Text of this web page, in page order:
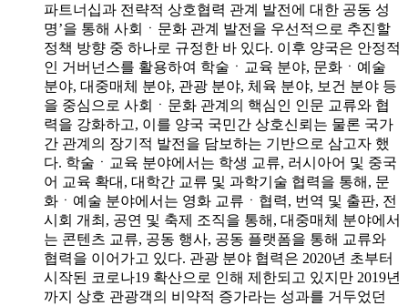
파트너십과 전략적 상호협력 관계 발전에 대한 공동 성
명’을 통해 사회ㆍ문화 관계 발전을 우선적으로 추진할
정책 방향 중 하나로 규정한 바 있다. 이후 양국은 안정적
인 거버넌스를 활용하여 학술ㆍ교육 분야, 문화ㆍ예술
분야, 대중매체 분야, 관광 분야, 체육 분야, 보건 분야 등
을 중심으로 사회ㆍ문화 관계의 핵심인 인문 교류와 협
력을 강화하고, 이를 양국 국민간 상호신뢰는 물론 국가
간 관계의 장기적 발전을 담보하는 기반으로 삼고자 했
다. 학술ㆍ교육 분야에서는 학생 교류, 러시아어 및 중국
어 교육 확대, 대학간 교류 및 과학기술 협력을 통해, 문
화ㆍ예술 분야에서는 영화 교류ㆍ협력, 번역 및 출판, 전
시회 개최, 공연 및 축제 조직을 통해, 대중매체 분야에서
는 콘텐츠 교류, 공동 행사, 공동 플랫폼을 통해 교류와
협력을 이어가고 있다. 관광 분야 협력은 2020년 초부터
시작된 코로나19 확산으로 인해 제한되고 있지만 2019년
까지 상호 관광객의 비약적 증가라는 성과를 거두었던